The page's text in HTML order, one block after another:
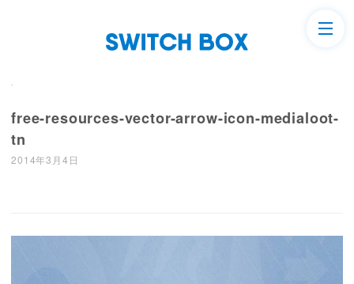
free-resources-vector-arrow-icon-medialoot-
tn
2014年3月4日